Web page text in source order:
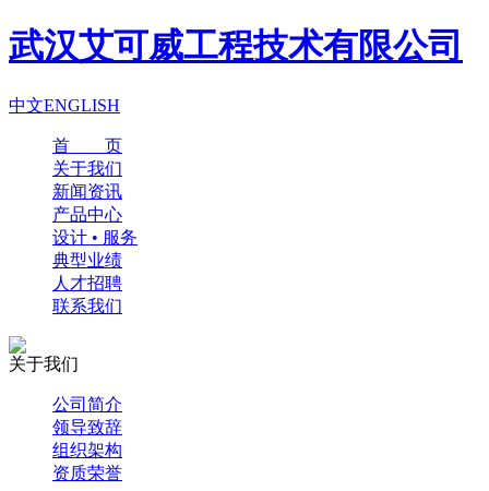
武汉艾可威工程技术有限公司
中文ENGLISH
首 页
关于我们
新闻资讯
产品中心
设计 • 服务
典型业绩
人才招聘
联系我们
关于我们
公司简介
领导致辞
组织架构
资质荣誉